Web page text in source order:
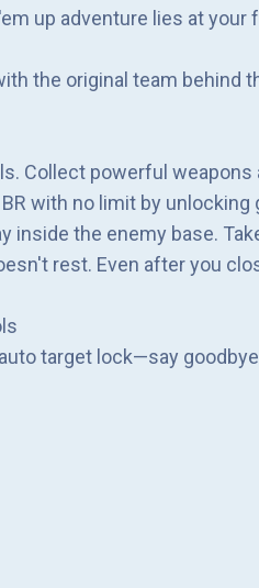
up adventure lies at
the original team behind
Collect powerful
with no limit by
inside the enemy base.
rest. Even after you
target lock—say